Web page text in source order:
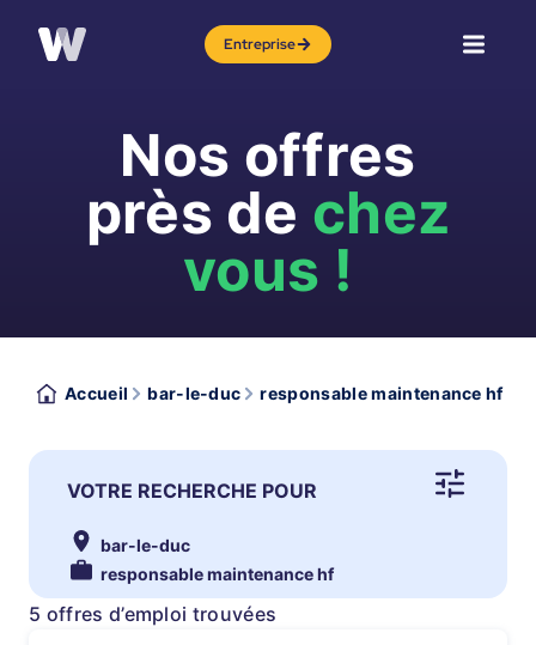
Entreprise
Nos offres
près de chez
vous !
Accueil bar-le-duc responsable maintenance hf
VOTRE RECHERCHE POUR
bar-le-duc
responsable maintenance hf
5 offres d’emploi trouvées